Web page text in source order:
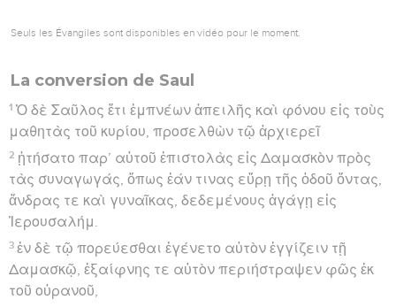
Seuls les Évangiles sont disponibles en vidéo pour le moment.
La conversion de Saul
1 Ὁ δὲ Σαῦλος ἔτι ἐμπνέων ἀπειλῆς καὶ φόνου εἰς τοὺς
μαθητὰς τοῦ κυρίου, προσελθὼν τῷ ἀρχιερεῖ
2 ᾐτήσατο παρ’ αὐτοῦ ἐπιστολὰς εἰς Δαμασκὸν πρὸς
τὰς συναγωγάς, ὅπως ἐάν τινας εὕρῃ τῆς ὁδοῦ ὄντας,
ἄνδρας τε καὶ γυναῖκας, δεδεμένους ἀγάγῃ εἰς
Ἰερουσαλήμ.
3 ἐν δὲ τῷ πορεύεσθαι ἐγένετο αὐτὸν ἐγγίζειν τῇ
Δαμασκῷ, ἐξαίφνης τε αὐτὸν περιήστραψεν φῶς ἐκ
τοῦ οὐρανοῦ,